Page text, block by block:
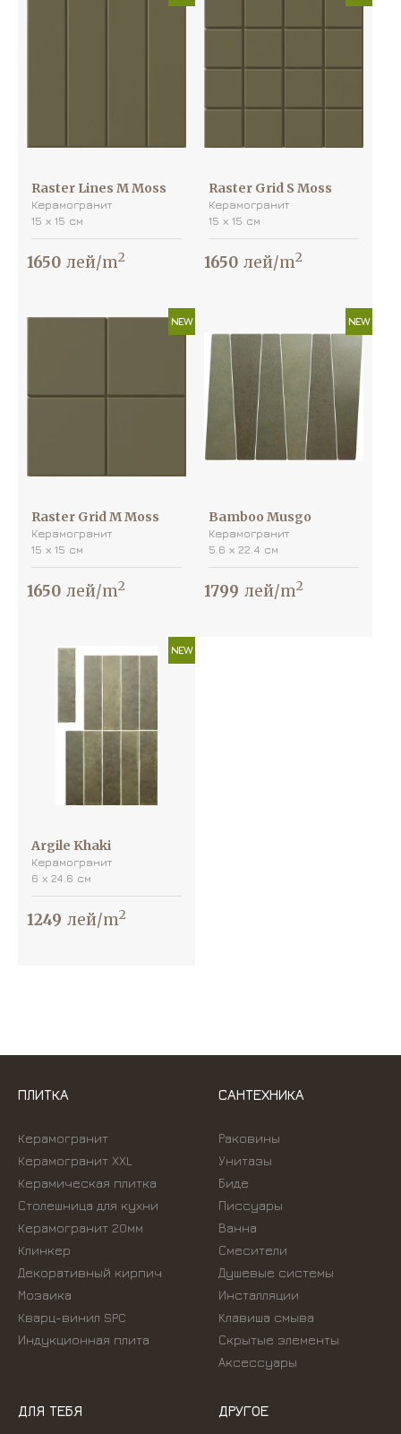
Raster Lines M Moss
Керамогранит
15 х 15 см
1650 лей/m2
Raster Grid S Moss
Керамогранит
15 х 15 см
1650 лей/m2
NEW
Raster Grid M Moss
Керамогранит
15 х 15 см
1650 лей/m2
NEW
Bamboo Musgo
Керамогранит
5.6 х 22.4 см
1799 лей/m2
NEW
Argile Khaki
Керамогранит
6 х 24.6 см
1249 лей/m2
ПЛИТКА
Керамогранит
Керамогранит XXL
Керамическая плитка
Столешница для кухни
Керамогранит 20мм
Клинкер
Декоративный кирпич
Мозаика
Кварц-винил SPC
Индукционная плита
САНТЕХНИКА
Раковины
Унитазы
Биде
Писсуары
Ванна
Смесители
Душевые системы
Инсталляции
Kлавиша смыва
Скрытые элементы
Аксессуары
ДЛЯ ТЕБЯ ДРУГОЕ